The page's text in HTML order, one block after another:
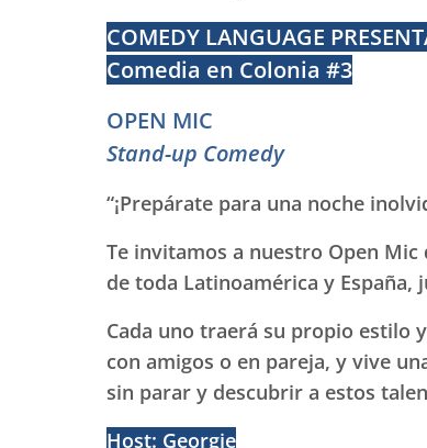
COMEDY LANGUAGE
Comedia en Colonia #3
OPEN MIC
Stand-up Comedy
“¡Prepárate para una noche
Te invitamos a nuestro Open
de toda Latinoamérica y
Cada uno traerá su propio estilo
con amigos o en pareja, y vive
sin parar y descubrir a estos
Host: Georgie